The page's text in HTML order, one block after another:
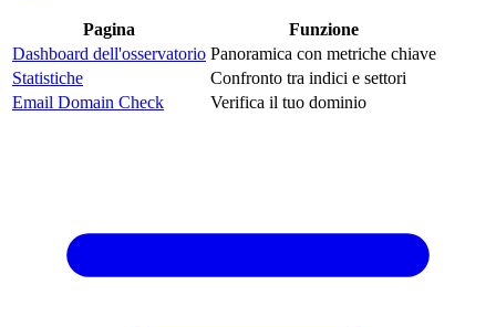
Pagina
Funzione
Dashboard dell'osservatorio Panoramica con metriche chiave
Statistiche
Confronto tra indici e settori
Email Domain Check
Verifica il tuo dominio